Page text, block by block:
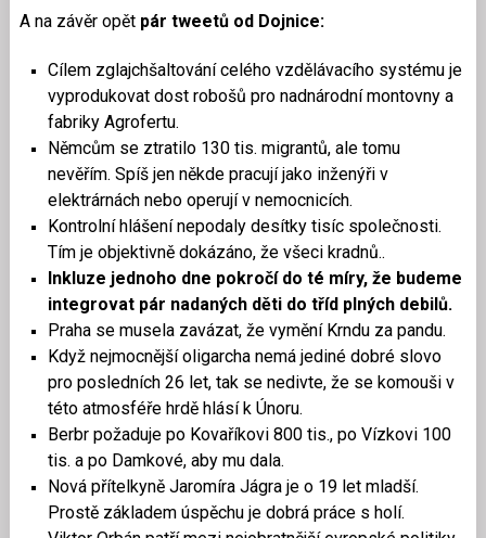
A na závěr opět pár tweetů od Dojnice:
Cílem zglajchšaltování celého vzdělávacího systému je
vyprodukovat dost robošů pro nadnárodní montovny a
fabriky Agrofertu.
Němcům se ztratilo 130 tis. migrantů, ale tomu
nevěřím. Spíš jen někde pracují jako inženýři v
elektrárnách nebo operují v nemocnicích.
Kontrolní hlášení nepodaly desítky tisíc společnosti.
Tím je objektivně dokázáno, že všeci kradnů..
Inkluze jednoho dne pokročí do té míry, že budeme
integrovat pár nadaných děti do tříd plných debilů.
Praha se musela zavázat, že vymění Krndu za pandu.
Když nejmocnější oligarcha nemá jediné dobré slovo
pro posledních 26 let, tak se nedivte, že se komouši v
této atmosféře hrdě hlásí k Únoru.
Berbr požaduje po Kovaříkovi 800 tis., po Vízkovi 100
tis. a po Damkové, aby mu dala.
Nová přítelkyně Jaromíra Jágra je o 19 let mladší.
Prostě základem úspěchu je dobrá práce s holí.